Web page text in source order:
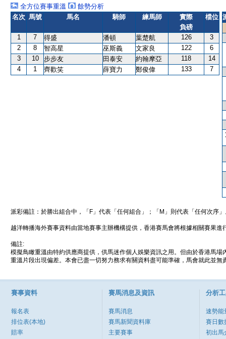
全方位賽事重溫
餘勢分析
名次 馬號 馬名 騎師 練馬師
實際
負磅
檔位
1 7 得盛 潘頓 葉楚航 126
3
2
8 智高星 巫斯義 文家良 122
6
3
10 步步友 田泰安 約翰摩亞 118
14
4
1 齊歡笑 薛寶力 鄭俊偉 133 7
派彩備註：於勝出組合中，「F」代表「任何組合」；「M」則代表「任何次序
越洋轉播海外賽事資料由當地賽事主辦機構提供，香港賽馬會將根據相關賽果進
備註:
模擬鳥瞰重溫由特約供應商提供，供馬迷作個人娛樂資訊之用。但由於香港馬
重溫片段出現偏差。本會已盡一切努力務求有關資料盡可能準確，馬會就此並
賽事資料
報名表
排位表(本地)
賠率
賽馬消息及資訊
賽馬消息
賽馬新聞資料庫
主要賽事
分析
速勢能
賽日數
初出馬